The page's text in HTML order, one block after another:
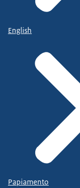
English
Papiamento